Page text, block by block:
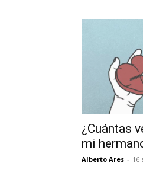
¿Cuántas
mi
Alberto Ares - 16